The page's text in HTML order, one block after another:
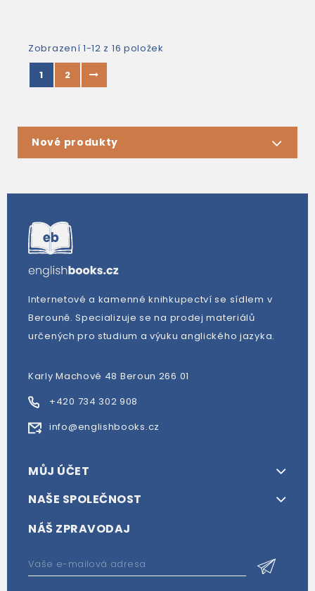
Zobrazení 1-12 z 16 položek
1
2
Nové produkty
Internetové a kamenné knihkupectví se sídlem v
Berouně. Specializuje se na prodej materiálů
určených pro studium a výuku anglického jazyka.
Karly Machové 48 Beroun 266 01
+420 734 302 908
info@englishbooks.cz
MŮJ ÚČET
NAŠE SPOLEČNOST
NÁŠ ZPRAVODAJ